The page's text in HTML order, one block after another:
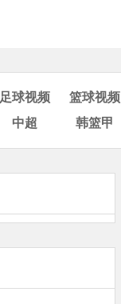
足球视频
篮球视频
中超 韩篮甲